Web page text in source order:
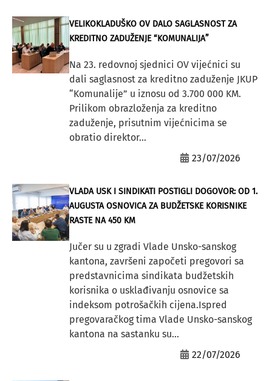
VELIKOKLADUŠKO OV DALO SAGLASNOST ZA
KREDITNO ZADUŽENJE “KOMUNALIJA”
Na 23. redovnoj sjednici OV vijećnici su
dali saglasnost za kreditno zaduženje JKUP
“Komunalije” u iznosu od 3.700 000 KM.
Prilikom obrazloženja za kreditno
zaduženje, prisutnim vijećnicima se
obratio direktor...
23/07/2026
VLADA USK I SINDIKATI POSTIGLI DOGOVOR: OD 1.
AUGUSTA OSNOVICA ZA BUDŽETSKE KORISNIKE
RASTE NA 450 KM
Jučer su u zgradi Vlade Unsko-sanskog
kantona, završeni započeti pregovori sa
predstavnicima sindikata budžetskih
korisnika o usklađivanju osnovice sa
indeksom potrošačkih cijena.Ispred
pregovaračkog tima Vlade Unsko-sanskog
kantona na sastanku su...
22/07/2026